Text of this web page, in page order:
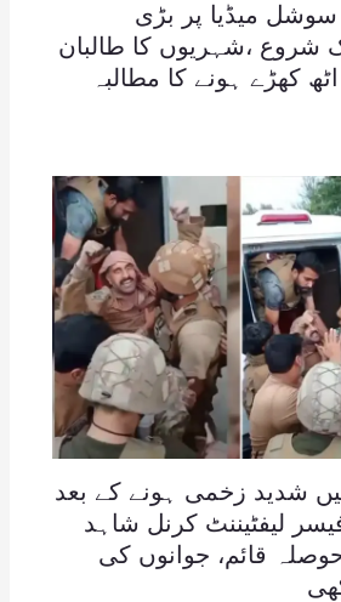
سوشل میڈیا پر بڑی
شروع ،شہریوں کا طالبان
کھڑے ہونے کا مطالبہ
شدید زخمی ہونے کے بعد
لیفٹیننٹ کرنل شاہد
قائم، جوانوں کی